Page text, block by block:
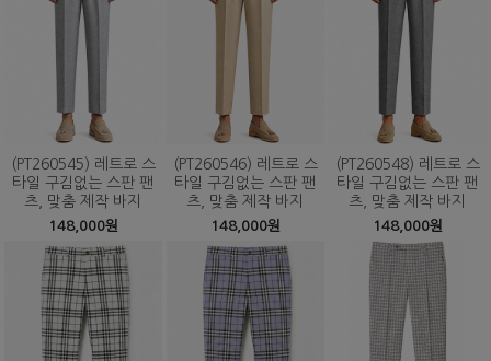
(PT260545) 레트로 스
타일 구김없는 스판 팬
츠, 맞춤 제작 바지
148,000원
(PT260546) 레트로 스
타일 구김없는 스판 팬
츠, 맞춤 제작 바지
148,000원
(PT260548) 레트로 스
타일 구김없는 스판 팬
츠, 맞춤 제작 바지
148,000원